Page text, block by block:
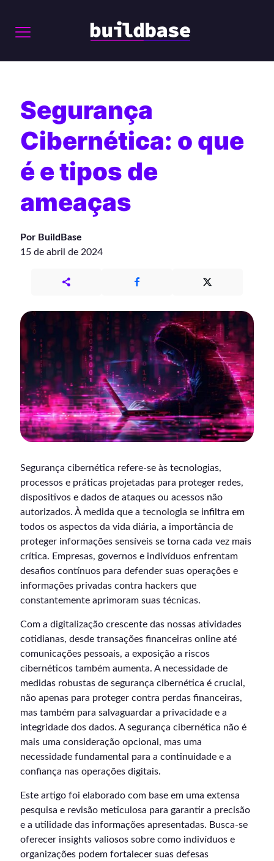
Segurança
Cibernética: o que
é e tipos de
ameaças
Por BuildBase
15 de abril de 2024
Segurança cibernética refere-se às tecnologias,
processos e práticas projetadas para proteger redes,
dispositivos e dados de ataques ou acessos não
autorizados. À medida que a tecnologia se infiltra em
todos os aspectos da vida diária, a importância de
proteger informações sensíveis se torna cada vez mais
crítica. Empresas, governos e indivíduos enfrentam
desafios contínuos para defender suas operações e
informações privadas contra hackers que
constantemente aprimoram suas técnicas.
Com a digitalização crescente das nossas atividades
cotidianas, desde transações financeiras online até
comunicações pessoais, a exposição a riscos
cibernéticos também aumenta. A necessidade de
medidas robustas de segurança cibernética é crucial,
não apenas para proteger contra perdas financeiras,
mas também para salvaguardar a privacidade e a
integridade dos dados. A segurança cibernética não é
mais uma consideração opcional, mas uma
necessidade fundamental para a continuidade e a
confiança nas operações digitais.
Este artigo foi elaborado com base em uma extensa
pesquisa e revisão meticulosa para garantir a precisão
e a utilidade das informações apresentadas. Busca-se
oferecer insights valiosos sobre como indivíduos e
organizações podem fortalecer suas defesas